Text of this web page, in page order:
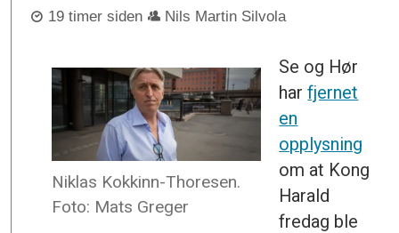
19 timer siden Nils Martin Silvola
Niklas Kokkinn-Thoresen.
Foto: Mats Greger
Se og Hør
harfjernet
en
opplysning
om at Kong
Harald
fredag ble